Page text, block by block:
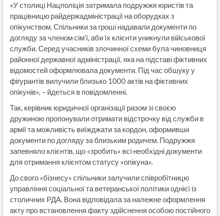
«У столиці Нацполіція затримала подружжя юристів та
працівницю райдержадміністрації на оборудках з
опікунством. Спільники за гроші надавали документи по
догляду за членом сім’ї, аби їх клієнти уникнули військової
служби. Серед учасників злочинної схеми була чиновниця
районної державної адміністрації, яка на підставі фіктивних
відомостей оформлювала документи. Під час обшуку у
фігурантів вилучили близько 1000 актів на фіктивних
опікунів», – йдеться в повідомленні.
Так, керівник юридичної організації разом зі своєю
дружиною пропонували отримати відстрочку від служби в
армії та можливість виїжджати за кордон, оформивши
документи по догляду за близьким родичем. Подружжя
запевняло клієнтів, що «зробить» всі необхідні документи
для отримання клієнтом статусу «опікуна».
До свого «бізнесу» спільники залучили співробітницю
управління соціальної та ветеранської політики однієї із
столичних РДА. Вона відповідала за належне оформлення
акту про встановлення факту здійснення особою постійного